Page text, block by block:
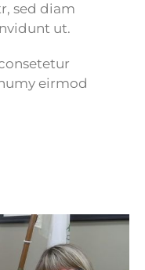
sed diam
ut.
eirmod